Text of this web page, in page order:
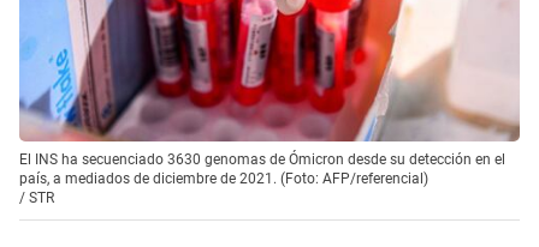
El INS ha secuenciado 3630 genomas de Ómicron desde su detección en el
país, a mediados de diciembre de 2021. (Foto: AFP/referencial)
/ STR